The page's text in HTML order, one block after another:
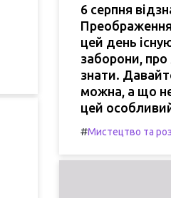
6 серпня
цей день
заборони, про
знати.
можна, а що
цей
#Мистецтво та